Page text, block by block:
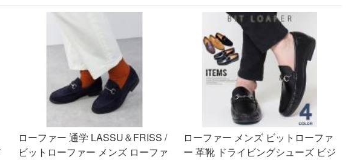
ローファー 通学 LASSU＆FRISS /
ビットローファー メンズ ローファ
ローファー メンズ ビットローファ
ー 革靴 ドライビングシューズ ビジ